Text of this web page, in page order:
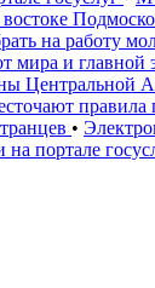
на работу
мира и главной
Центральной
правила
•
портале